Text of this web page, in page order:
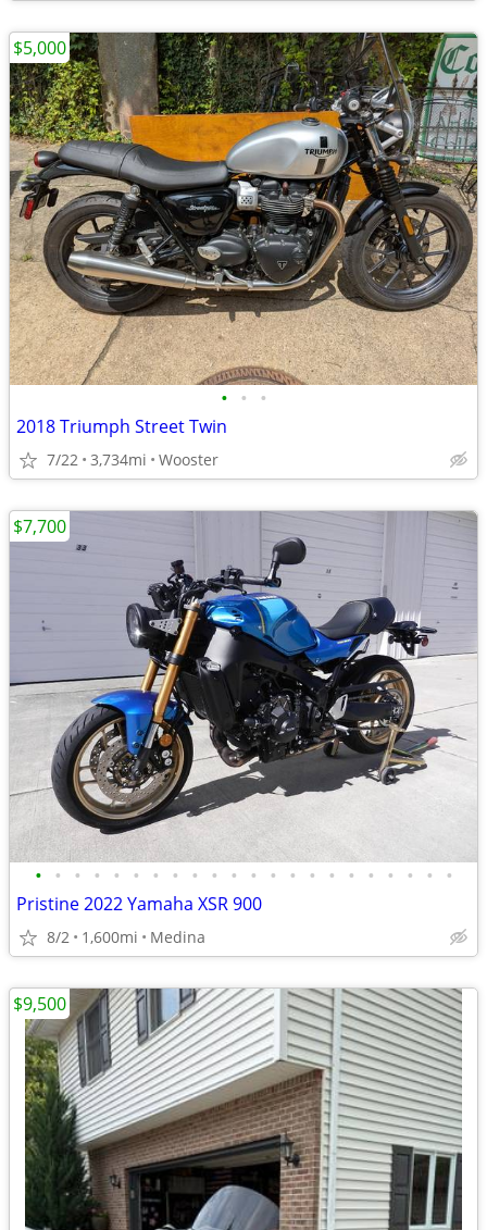
• • •
2018 Triumph Street Twin
7/22 3,734mi Wooster
$5,000
• • • • • • • • • • • • • • • • • • • • • •
Pristine 2022 Yamaha XSR 900
8/2 1,600mi Medina
$7,700
$9,500